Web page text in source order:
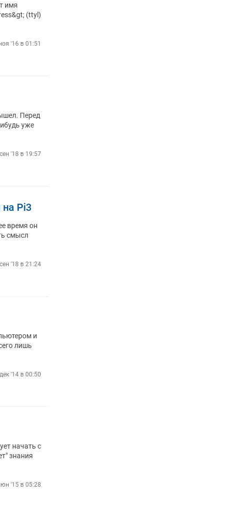
имя
(ttyl)
'16 в 01:51
Перед
уже
'18 в 19:57
Pi3
время он
смысл
'18 в 21:24
и
лишь
'14 в 00:50
начать с
знания
'15 в 05:28